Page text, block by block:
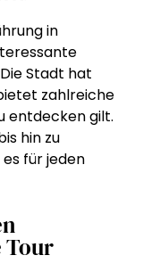
in
Stadt hat
zahlreiche
entdecken gilt.
hin zu
für jeden
Tour